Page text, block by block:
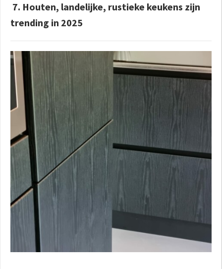
7. Houten, landelijke, rustieke keukens zijn
trending in 2025